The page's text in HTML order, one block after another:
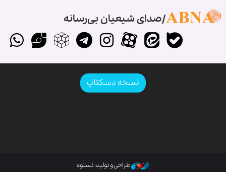
صدای شیعیان بی‌رسانه
نسخه دسکتاپ
طراحی و تولید: نستوه